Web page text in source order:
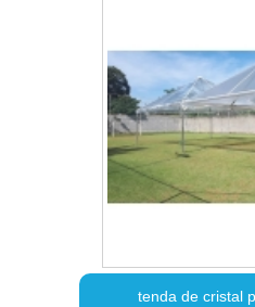
tenda de cristal